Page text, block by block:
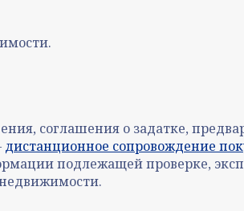
соглашения о задатке,
дистанционное сопровождение
подлежащей проверке,